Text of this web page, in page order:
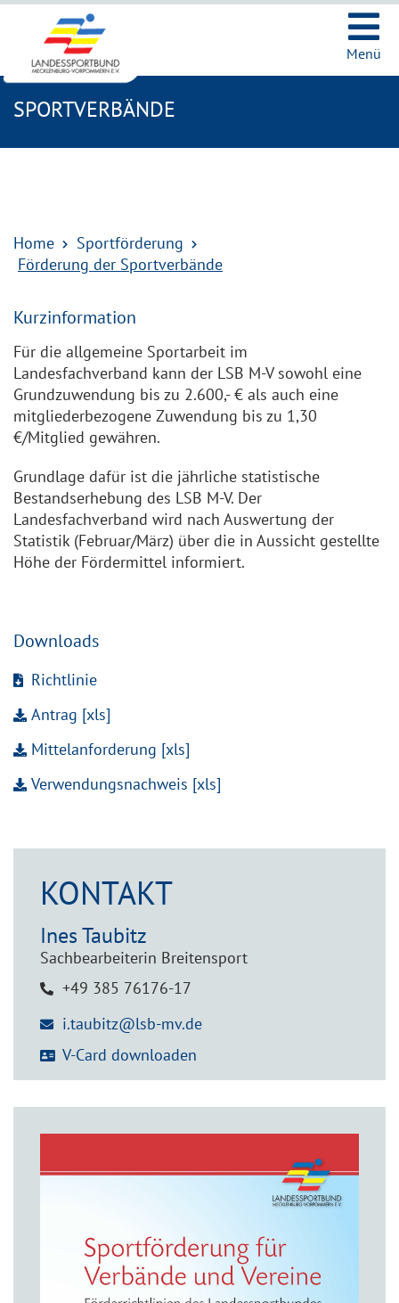
Menü
SPORTVERBÄNDE
Home
Sportförderung
Förderung der Sportverbände
Kurzinformation
Für die allgemeine Sportarbeit im
Landesfachverband kann der LSB M-V sowohl eine
Grundzuwendung bis zu 2.600,- € als auch eine
mitgliederbezogene Zuwendung bis zu 1,30
€/Mitglied gewähren.
Grundlage dafür ist die jährliche statistische
Bestandserhebung des LSB M-V. Der
Landesfachverband wird nach Auswertung der
Statistik (Februar/März) über die in Aussicht gestellte
Höhe der Fördermittel informiert.
Downloads
Richtlinie
Antrag [xls]
Mittelanforderung [xls]
Verwendungsnachweis [xls]
KONTAKT
InesTaubitz
Sachbearbeiterin Breitensport
+49 385 76176-17
i.taubitz@lsb-mv.de
V-Card downloaden